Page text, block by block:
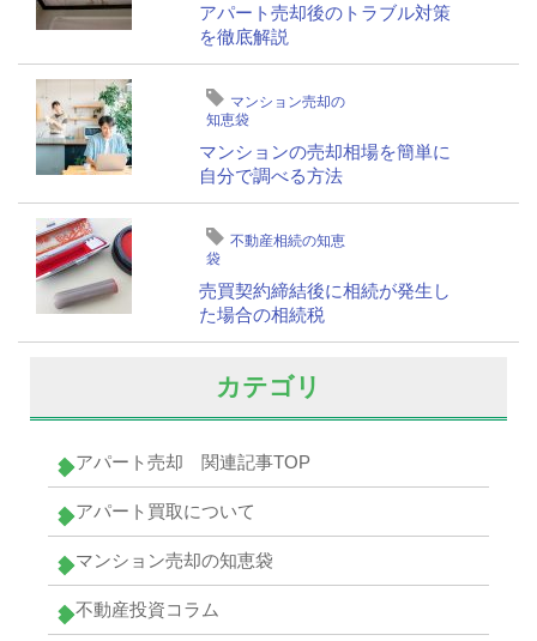
アパート売却後のトラブル対策
を徹底解説
マンション売却の
知恵袋
マンションの売却相場を簡単に
自分で調べる方法
不動産相続の知恵
袋
売買契約締結後に相続が発生し
た場合の相続税
カテゴリ
アパート売却 関連記事TOP
アパート買取について
マンション売却の知恵袋
不動産投資コラム